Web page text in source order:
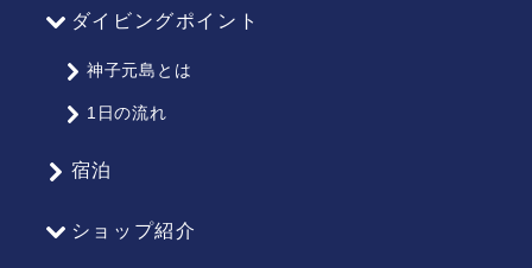
ダイビングポイント
神子元島とは
1日の流れ
宿泊
ショップ紹介